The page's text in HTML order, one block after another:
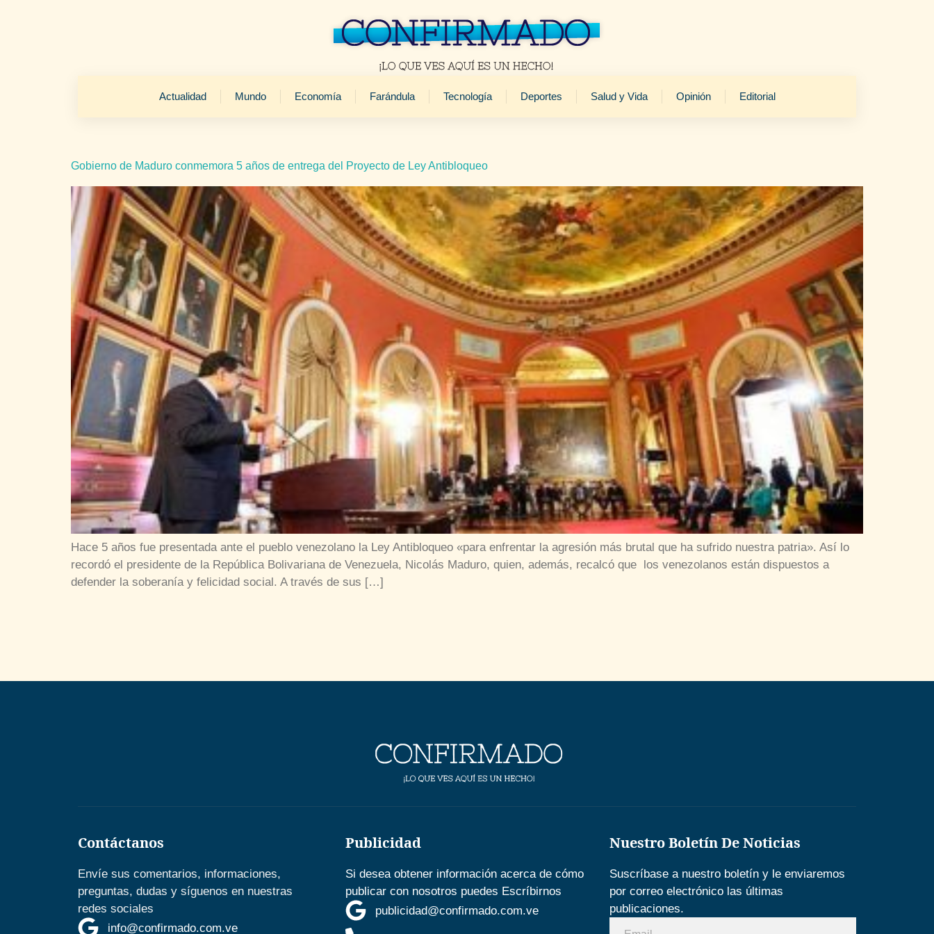
Actualidad Mundo Economía Farándula Tecnología Deportes Salud y Vida Opinión Editorial
Gobierno de Maduro conmemora 5 años de entrega del Proyecto de Ley Antibloqueo
Hace 5 años fue presentada ante el pueblo venezolano la Ley Antibloqueo «para enfrentar la agresión más brutal que ha sufrido nuestra patria». Así lo
recordó el presidente de la República Bolivariana de Venezuela, Nicolás Maduro, quien, además, recalcó que los venezolanos están dispuestos a
defender la soberanía y felicidad social. A través de sus […]
Contáctanos
Envíe sus comentarios, informaciones,
preguntas, dudas y síguenos en nuestras
redes sociales
info@confirmado.com.ve
Publicidad
Si desea obtener información acerca de cómo
publicar con nosotros puedes Escríbirnos
publicidad@confirmado.com.ve
Nuestro Boletín De Noticias
Suscríbase a nuestro boletín y le enviaremos
por correo electrónico las últimas
publicaciones.